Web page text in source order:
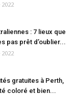
: 7 lieux que
pas prêt d’oublier...
gratuites à Perth,
coloré et bien...